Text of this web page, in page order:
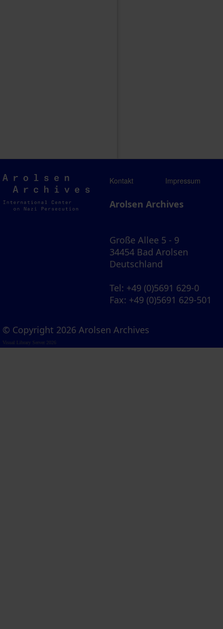
Arolsen
Archives
Kontakt Impressum
Arolsen Archives
Große Allee 5 - 9
34454 Bad Arolsen
Deutschland
Tel: +49 (0)5691 629-0
Fax: +49 (0)5691 629-501
© Copyright 2026 Arolsen Archives
Visual Library Server 2026